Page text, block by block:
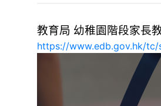
教育局 幼稚園階段家長
https://www.edb.gov.hk/